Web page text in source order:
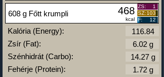
608 g Főtt krumpli 468
kcal
ZS:
1
SZ: 103
F:
12
Kalória (Energy):
Zsír (Fat):
Szénhidrát (Carbo):
Fehérje (Protein):